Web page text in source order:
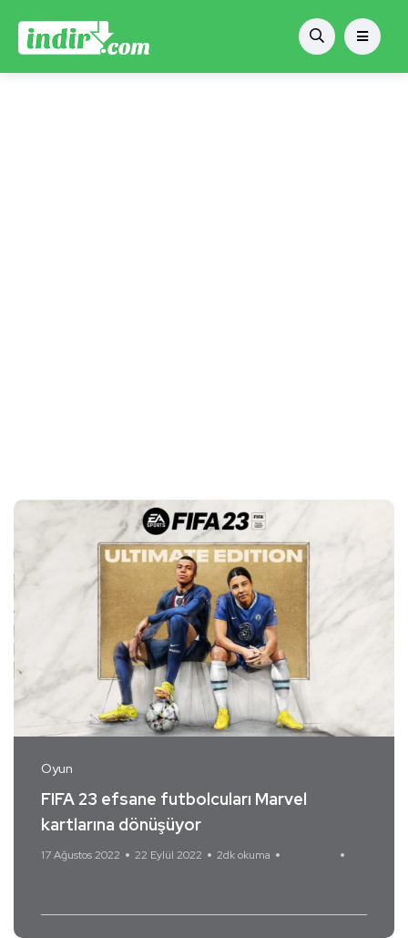
Oyun
FIFA 23 efsane futbolcuları Marvel
kartlarına dönüşüyor
17 Ağustos 2022 22 Eylül 2022 2dk okuma